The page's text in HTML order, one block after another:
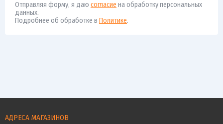
Отправляя форму, я даю согласие на обработку персональных
данных.
Подробнее об обработке в Политике.
АДРЕСА МАГАЗИНОВ